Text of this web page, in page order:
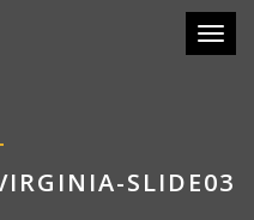
SLIDE03